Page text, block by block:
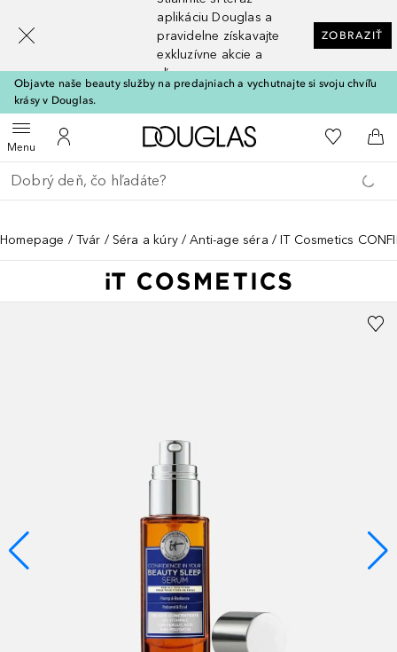
aplikáciu Douglas a
pravidelne získavajte
exkluzívne akcie a
zľavy
ZOBRAZIŤ
Objavte naše beauty služby na predajniach a vychutnajte si svoju chvíľu
krásy v Douglas.
MenuOtvoriť menuDo môjho účtu
Domov Do môjho
Do
Choď späť
Vykonajte vyhľadávanie
Homepage Tvár Séra a kúry Anti-age séra IT Cosmetics
[navigation.slideout.screenreader]